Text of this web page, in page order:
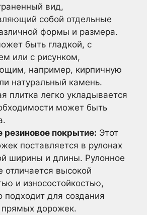
вид,
собой отдельные
формы и размера.
быть гладкой, с
или с рисунком,
например, кирпичную
натуральный камень.
плитка легко укладывается
может быть
резиновое покрытие: Этот
поставляется в рулонах
ширины и длины. Рулонное
отличается высокой
и износостойкостью,
подходит для создания
дорожек.